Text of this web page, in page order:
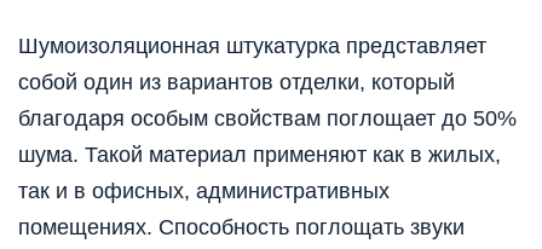
Шумоизоляционная штукатурка представляет
собой один из вариантов отделки, который
благодаря особым свойствам поглощает до 50%
шума. Такой материал применяют как в жилых,
так и в офисных, административных
помещениях. Способность поглощать звуки